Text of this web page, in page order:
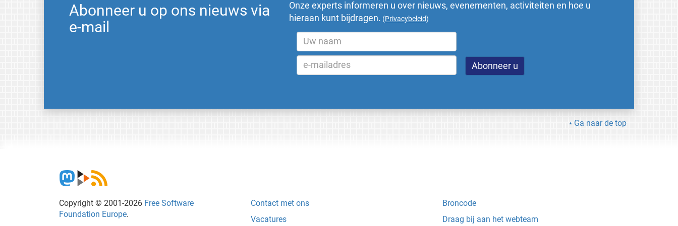
Abonneer u op ons nieuws via
e-mail
Onze experts informeren u over nieuws, evenementen, activiteiten en hoe u
hieraan kunt bijdragen. (Privacybeleid)
Ga naar de top
Copyright © 2001-2026 Free Software
Foundation Europe.
Contact met ons
Vacatures
Broncode
Draag bij aan het webteam